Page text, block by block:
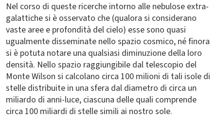
Nel corso di queste ricerche intorno alle nebulose extra-
galattiche si è osservato che (qualora si considerano
vaste aree e profondità del cielo) esse sono quasi
ugualmente disseminate nello spazio cosmico, né finora
si è potuta notare una qualsiasi diminuzione della loro
densità. Nello spazio raggiungibile dal telescopio del
Monte Wilson si calcolano circa 100 milioni di tali isole di
stelle distribuite in una sfera dal diametro di circa un
miliardo di anni-luce, ciascuna delle quali comprende
circa 100 miliardi di stelle simili ai nostro sole.